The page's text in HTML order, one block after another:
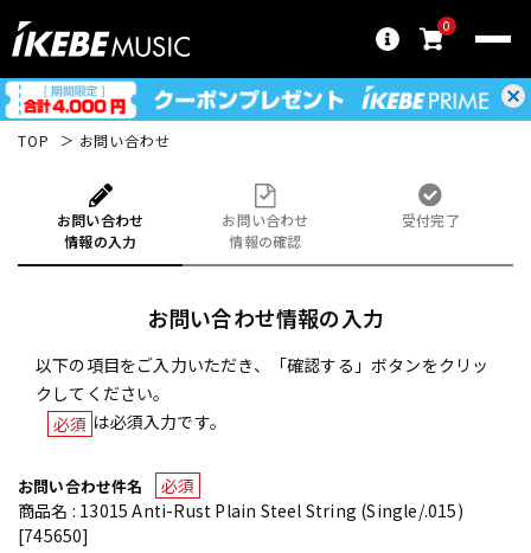
0
TOP お問い合わせ
お問い合わせ
情報の入力
お問い合わせ
情報の確認
受付完了
お問い合わせ情報の入力
以下の項目をご入力いただき、「確認する」ボタンをクリッ
クしてください。
必須 は必須入力です。
お問い合わせ件名
必須
商品名 : 13015 Anti-Rust Plain Steel String (Single/.015)
[745650]